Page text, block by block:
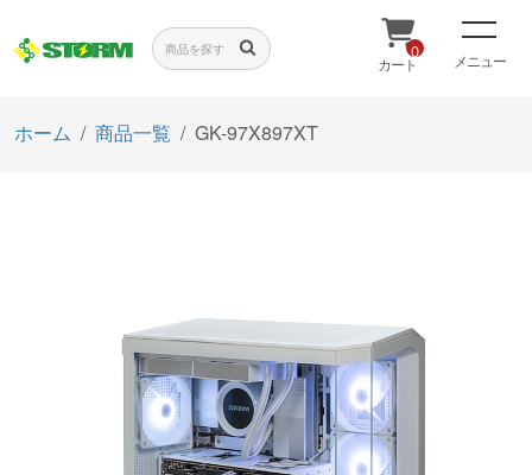
0
カート メニュー
ホーム 商品一覧 GK-97X897XT